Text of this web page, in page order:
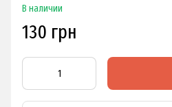
В наличии
130 грн